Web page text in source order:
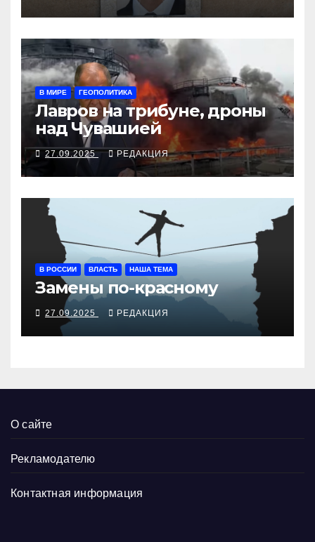
В МИРЕ ГЕОПОЛИТИКА
Лавров на трибуне, дроны
над Чувашией
27.09.2025 РЕДАКЦИЯ
В РОССИИ ВЛАСТЬ НАША ТЕМА
Замены по-красному
27.09.2025 РЕДАКЦИЯ
О сайте
Рекламодателю
Контактная информация